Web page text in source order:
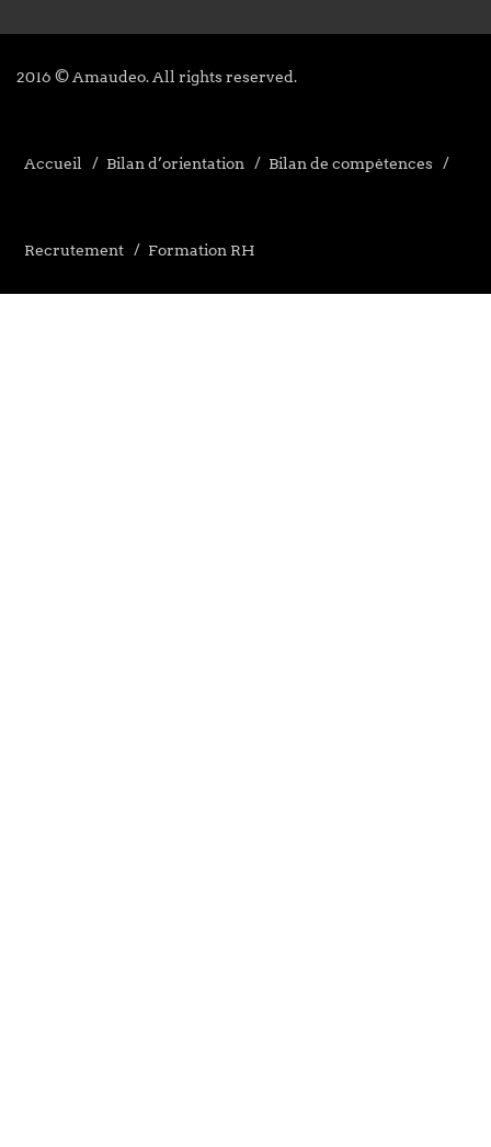
2016 © Amaudeo. All rights reserved.
Accueil Bilan d’orientation Bilan de compétences
Recrutement Formation RH